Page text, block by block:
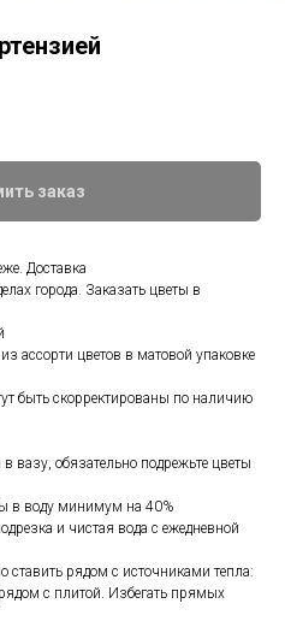
заказ
Доставка
города. Заказать цветы в
ассорти цветов в матовой упаковке
быть скорректированы по наличию
вазу, обязательно подрежьте цветы
в воду минимум на 40%
и чистая вода с ежедневной
ставить рядом с источниками тепла:
с плитой. Избегать прямых